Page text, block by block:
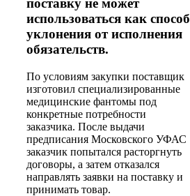
поставку не может
использоваться как способ
уклонения от исполнения
обязательств.
По условиям закупки поставщик
изготовил специализированные
медицинские фантомы под
конкретные потребности
заказчика. После выдачи
предписания Московского УФАС
заказчик попытался расторгнуть
договоры, а затем отказался
направлять заявки на поставку и
принимать товар.